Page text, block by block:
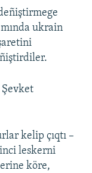
ukrain
Şevket
kelip çıqtı –
leskerni
köre,